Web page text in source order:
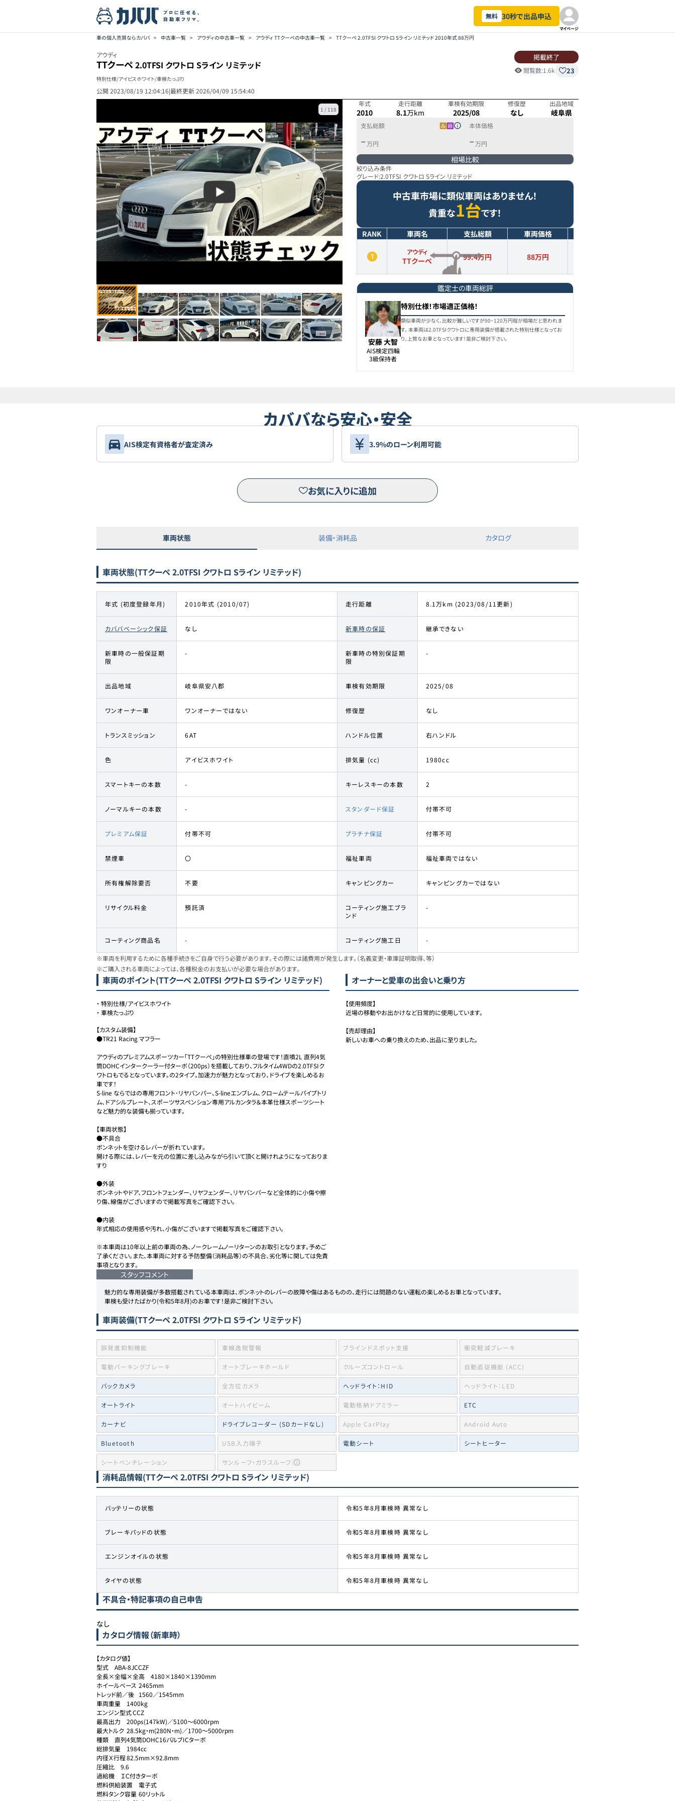
無料 30秒で出品申込
マイページ
車の個人売買ならカババ > 中古車一覧 > アウディの中古車一覧 > アウディ TTクーペの中古車一覧 > TTクーペ 2.0TFSI クワトロ Sライン リミテッド 2010年式 88万円
アウディ
TTクーペ 2.0TFSI クワトロ Sライン リミテッド
特別仕様/アイビスホワイト/車検たっぷり
掲載終了
閲覧数:1.6k 23
公開 2023/08/19 12:04:16|最終更新2026/04/09 15:54:40
1 / 118
年式
2010
走行距離
8.1万km
車検有効期限
2025/08
修復歴
なし
出品地域
岐阜県
支払総額
- 万円
本体価格
- 万円
相場比較
絞り込み条件
グレード:2.0TFSI クワトロ Sライン リミテッド
中古車市場に類似車両はありません！
貴重な1台です！
RANK 車両名 支払総額 車両価格
アウディ
TTクーペ 99.4万円 88万円
鑑定士の車両総評
安藤 大智
AIS検定四輪
3級保持者
特別仕様！市場適正価格！
類似車両が少なく、比較が難しいですが90~120万円程が相場だと思われま
す。 本車両は2.0TFSIクワトロに専用装備が搭載された特別仕様となってお
り、上質なお車となっています！是非ご検討下さい。
カババなら安心・安全
AIS検定有資格者が査定済み 3.9%のローン利用可能
お気に入りに追加
車両状態 装備・消耗品 カタログ
車両状態(TTクーペ 2.0TFSI クワトロ Sライン リミテッド)
年式 (初度登録年月) 2010年式 (2010/07) 走行距離 8.1万km (2023/08/11更新)
カババベーシック保証 なし 新車時の保証 継承できない
新車時の一般保証期
限
-
新車時の特別保証期
限
-
出品地域 岐阜県安八郡 車検有効期限 2025/08
ワンオーナー車 ワンオーナーではない 修復歴 なし
トランスミッション 6AT ハンドル位置 右ハンドル
色 アイビスホワイト 排気量 (cc) 1980cc
スマートキーの本数 - キーレスキーの本数 2
ノーマルキーの本数 - スタンダード保証 付帯不可
プレミアム保証 付帯不可 プラチナ保証 付帯不可
禁煙車 〇 福祉車両 福祉車両ではない
所有権解除要否 不要 キャンピングカー キャンピングカーではない
リサイクル料金 預託済
コーティング施工ブラ
ンド
-
コーティング商品名 - コーティング施工日 -
※車両を利用するために各種手続きをご自身で行う必要があります。その際には諸費用が発生します。（名義変更・車庫証明取得、等）
※ご購入される車両によっては、各種税金のお支払いが必要な場合があります。
車両のポイント(TTクーペ 2.0TFSI クワトロ Sライン リミテッド)
・ 特別仕様/アイビスホワイト
・ 車検たっぷり
【カスタム装備】
●TR21 Racing マフラー
アウディのプレミアムスポーツカー「TTクーペ」の特別仕様車の登場です！直噴2L 直列4気
筒DOHCインタークーラー付ターボ（200ps）を搭載しており、フルタイム4WDの2.0TFSIク
ワトロもでるとなっています。の2タイプ。加速力が魅力となっており、ドライブを楽しめるお
車です！
S-line ならではの専用フロント･リヤバンパー、S-lineエンブレム、クロームテールパイプトリ
ム、ドアシルプレート、スポーツサスペンション専用アルカンタラ＆本革仕様スポーツシート
など魅力的な装備も揃っています。
【車両状態】
●不具合
ボンネットを空けるレバーが折れています。
開ける際には、レバーを元の位置に差し込みながら引いて頂くと開けれようになっておりま
すり
●外装
ボンネットやドア、フロントフェンダー、リヤフェンダー、リヤバンパーなど全体的に小傷や擦
り傷、線傷がございますので掲載写真をご確認下さい。
●内装
年式相応の使用感や汚れ、小傷がございますで掲載写真をご確認下さい。
※本車両は10年以上前の車両の為、ノークレームノーリターンのお取引となります。予めご
了承ください。また、本車両に対する予防整備（消耗品等）の不具合、劣化等に関しては免責
事項となります。
オーナーと愛車の出会いと乗り方
【使用頻度】
近場の移動やお出かけなど日常的に使用しています。
【売却理由】
新しいお車への乗り換えのため、出品に至りました。
スタッフコメント
魅力的な専用装備が多数搭載されている本車両は、ボンネットのレバーの故障や傷はあるものの、走行には問題のない運転の楽しめるお車となっています。
車検も受けたばかり(令和5年8月)のお車です！是非ご検討下さい。
車両装備(TTクーペ 2.0TFSI クワトロ Sライン リミテッド)
誤発進抑制機能 車線逸脱警報 ブラインドスポット支援 衝突軽減ブレーキ
電動パーキングブレーキ オートブレーキホールド クルーズコントロール 自動追従機能 (ACC)
バックカメラ 全方位カメラ ヘッドライト：HID ヘッドライト：LED
オートライト オートハイビーム 電動格納ドアミラー ETC
カーナビ ドライブレコーダー (SDカードなし) Apple CarPlay Android Auto
Bluetooth USB入力端子 電動シート シートヒーター
シートベンチレーション サンルーフ・ガラスルーフ
消耗品情報(TTクーペ 2.0TFSI クワトロ Sライン リミテッド)
バッテリーの状態 令和5年8月車検時 異常なし
ブレーキパッドの状態 令和5年8月車検時 異常なし
エンジンオイルの状態 令和5年8月車検時 異常なし
タイヤの状態 令和5年8月車検時 異常なし
不具合・特記事項の自己申告
なし
カタログ情報（新車時）
【カタログ値】
型式	ABA-8JCCZF
全長×全幅×全高	4180×1840×1390mm
ホイールベース	2465mm
トレッド前／後	1560／1545mm
車両重量	1400kg
エンジン型式	CCZ
最高出力	200ps(147kW)／5100～6000rpm
最大トルク	28.5kg・m(280N・m)／1700～5000rpm
種類	直列4気筒DOHC16バルブICターボ
総排気量	1984cc
内径Ｘ行程	82.5mm×92.8mm
圧縮比	9.6
過給機	ＩＣ付きターボ
燃料供給装置	電子式
燃料タンク容量	60リットル